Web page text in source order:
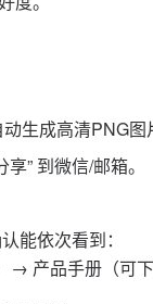
生成高清PNG图
” 到微信/邮箱。
能依次看到：
→ 产品手册（可